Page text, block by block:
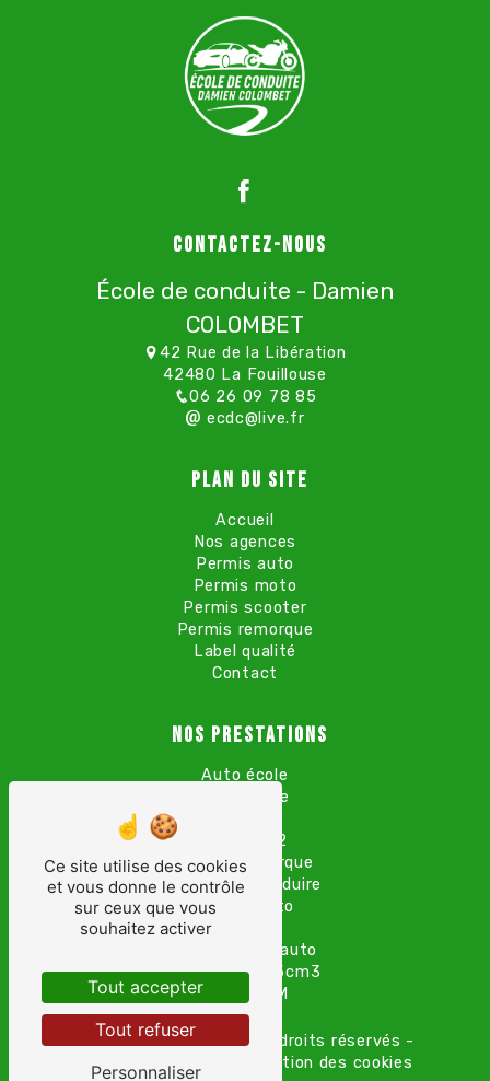
Contactez-nous
École de conduite - Damien
COLOMBET
42 Rue de la Libération
42480 La Fouillouse
06 26 09 78 85
ecdc@live.fr
Plan du site
Accueil
Nos agences
Permis auto
Permis moto
Permis scooter
Permis remorque
Label qualité
Contact
Nos prestations
Auto école
Moto école
Permis A2
Permis remorque
Permis de conduire
Permis auto
Permis A
Permis boîte auto
Formation 125cm3
Permis AM
©Vistalid- 2026 - Tous droits réservés -
Mentions légales
Gestion des cookies
Ce site utilise des cookies
et vous donne le contrôle
sur ceux que vous
souhaitez activer
Tout accepter
Tout refuser
Personnaliser